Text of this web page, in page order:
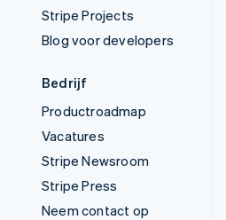
Stripe Projects
Blog voor developers
Bedrijf
Productroadmap
Vacatures
Stripe Newsroom
Stripe Press
Neem contact op